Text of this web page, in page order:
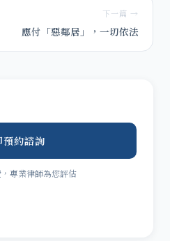
下一篇 →
應付「惡鄰居」，一切依法
預約諮詢
專業律師為您評估